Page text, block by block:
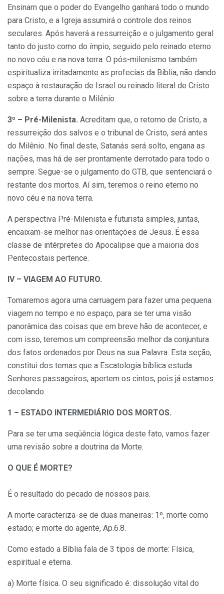
Ensinam que o poder do Evangelho ganhará todo o mundo
para Cristo, e a Igreja assumirá o controle dos reinos
seculares. Após haverá a ressurreição e o julgamento geral
tanto do justo como do ímpio, seguido pelo reinado eterno
no novo céu e na nova terra. O pós-milenismo também
espiritualiza irritadamente as profecias da Bíblia, não dando
espaço à restauração de Israel ou reinado literal de Cristo
sobre a terra durante o Milênio.
3º – Pré-Milenista. Acreditam que, o retorno de Cristo, a
ressurreição dos salvos e o tribunal de Cristo, será antes
do Milênio. No final deste, Satanás será solto, engana as
nações, mas há de ser prontamente derrotado para todo o
sempre. Segue-se o julgamento do GTB, que sentenciará o
restante dos mortos. Aí sim, teremos o reino eterno no
novo céu e na nova terra.
A perspectiva Pré-Milenista e futurista simples, juntas,
encaixam-se melhor nas orientações de Jesus. É essa
classe de intérpretes do Apocalipse que a maioria dos
Pentecostais pertence.
IV – VIAGEM AO FUTURO.
Tomaremos agora uma carruagem para fazer uma pequena
viagem no tempo e no espaço, para se ter uma visão
panorâmica das coisas que em breve hão de acontecer, e
com isso, teremos um compreensão melhor da conjuntura
dos fatos ordenados por Deus na sua Palavra. Esta seção,
constitui dos temas que a Escatologia bíblica estuda.
Senhores passageiros, apertem os cintos, pois já estamos
decolando.
1 – ESTADO INTERMEDIÁRIO DOS MORTOS.
Para se ter uma seqüência lógica deste fato, vamos fazer
uma revisão sobre a doutrina da Morte.
O QUE É MORTE?
É o resultado do pecado de nossos pais.
A morte caracteriza-se de duas maneiras: 1º, morte como
estado; e morte do agente, Ap.6.8.
Como estado a Bíblia fala de 3 tipos de morte: Física,
espiritual e eterna.
a) Morte física. O seu significado é: dissolução vital do